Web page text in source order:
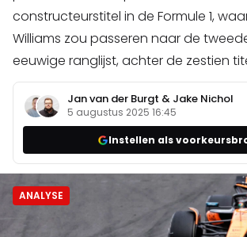
constructeurstitel in de Formule 1,
Williams zou passeren naar de
eeuwige ranglijst, achter de zestien
Jan van der Burgt & Jake Nichol
5 augustus 2025 16:45
Instellen als
ANALYSE